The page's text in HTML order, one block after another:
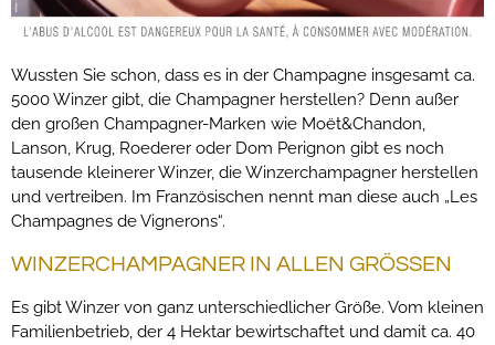
Wussten Sie schon, dass es in der Champagne insgesamt ca.
5000 Winzer gibt, die Champagner herstellen? Denn außer
den großen Champagner-Marken wie Moët&Chandon,
Lanson, Krug, Roederer oder Dom Perignon gibt es noch
tausende kleinerer Winzer, die Winzerchampagner herstellen
und vertreiben. Im Französischen nennt man diese auch „Les
Champagnes de Vignerons“.
WINZERCHAMPAGNER IN ALLEN GRÖSSEN
Es gibt Winzer von ganz unterschiedlicher Größe. Vom kleinen
Familienbetrieb, der 4 Hektar bewirtschaftet und damit ca. 40